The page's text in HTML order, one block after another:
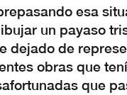
esa
un payaso
dejado de
obras que
que